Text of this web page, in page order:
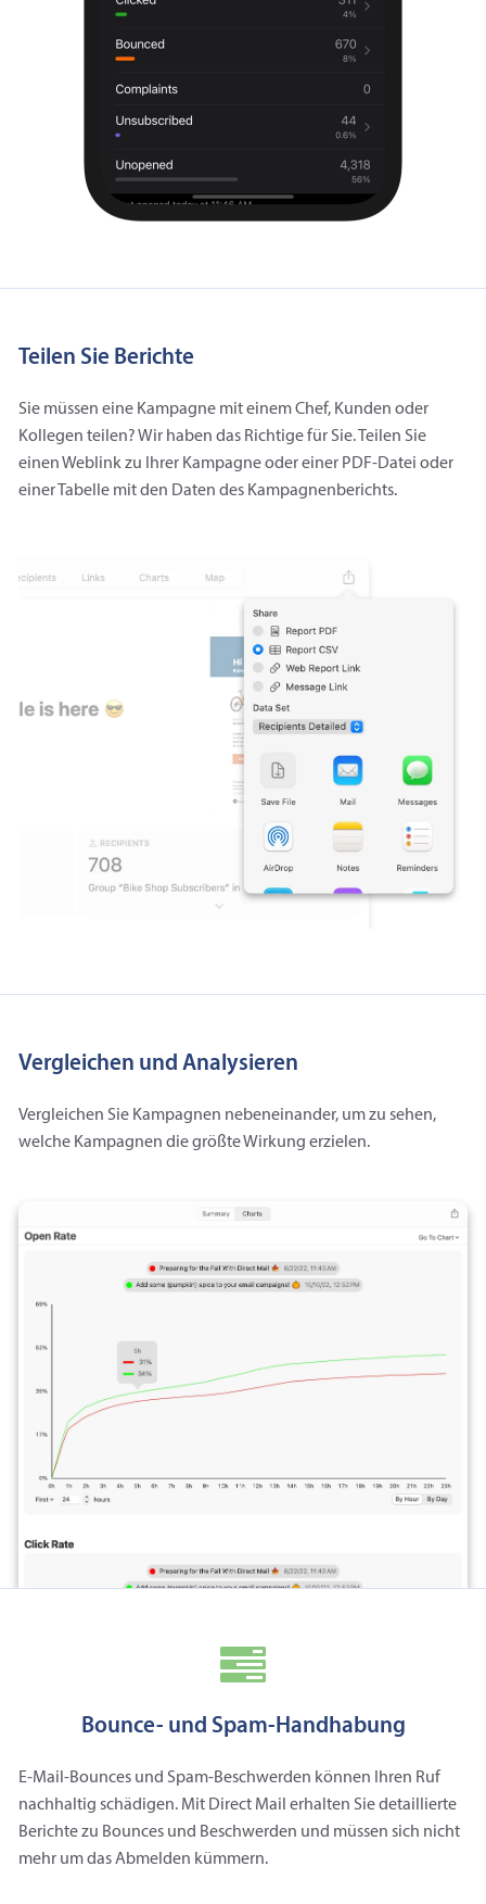
Teilen Sie Berichte
Sie müssen eine Kampagne mit einem Chef, Kunden oder
Kollegen teilen? Wir haben das Richtige für Sie. Teilen Sie
einen Weblink zu Ihrer Kampagne oder einer PDF-Datei oder
einer Tabelle mit den Daten des Kampagnenberichts.
Vergleichen und Analysieren
Vergleichen Sie Kampagnen nebeneinander, um zu sehen,
welche Kampagnen die größte Wirkung erzielen.
Bounce- und Spam-Handhabung
E‑Mail-Bounces und Spam-Beschwerden können Ihren Ruf
nachhaltig schädigen. Mit Direct Mail erhalten Sie detaillierte
Berichte zu Bounces und Beschwerden und müssen sich nicht
mehr um das Abmelden kümmern.